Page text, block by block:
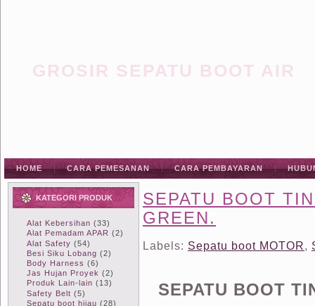
GROSIR SEPATU BOOT AIR
HOME CARA PEMESANAN CARA PEMBAYARAN
KATEGORI PRODUK
Alat Kebersihan (33)
Alat Pemadam APAR (2)
Alat Safety (54)
Besi Siku Lobang (2)
Body Harness (6)
Jas Hujan Proyek (2)
Produk Lain-lain (13)
Safety Belt (5)
Sepatu boot hijau (28)
SEPATU BOOT
GREEN.
Labels: Sepatu boot MOTOR,
SEPATU BOOT